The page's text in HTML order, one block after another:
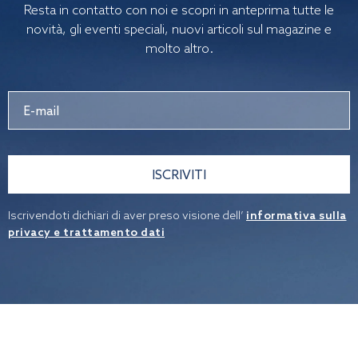
Resta in contatto con noi e scopri in anteprima tutte le
novità, gli eventi speciali, nuovi articoli sul magazine e
molto altro.
ISCRIVITI
Iscrivendoti dichiari di aver preso visione dell’ informativa sulla
privacy e trattamento dati